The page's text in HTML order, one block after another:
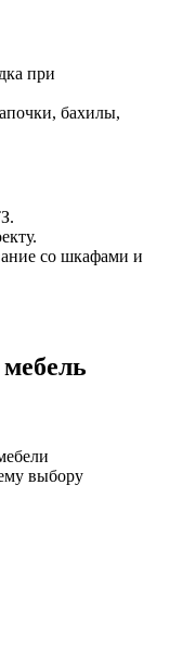
при
бахилы,
со шкафами и
выбору